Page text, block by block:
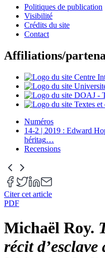
Politiques de publication
Visibilité
Crédits du site
Contact
Affiliations/
Numéros
14-2 | 2019 : Edward
héritag…
Recensions
Citer cet article
PDF
Michaël Roy.
récit